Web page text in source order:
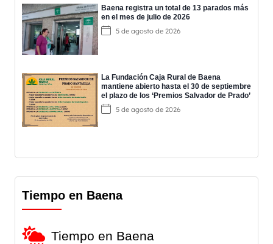
Baena registra un total de 13 parados más
en el mes de julio de 2026
5 de agosto de 2026
La Fundación Caja Rural de Baena
mantiene abierto hasta el 30 de septiembre
el plazo de los ‘Premios Salvador de Prado’
5 de agosto de 2026
Tiempo en Baena
Tiempo en Baena